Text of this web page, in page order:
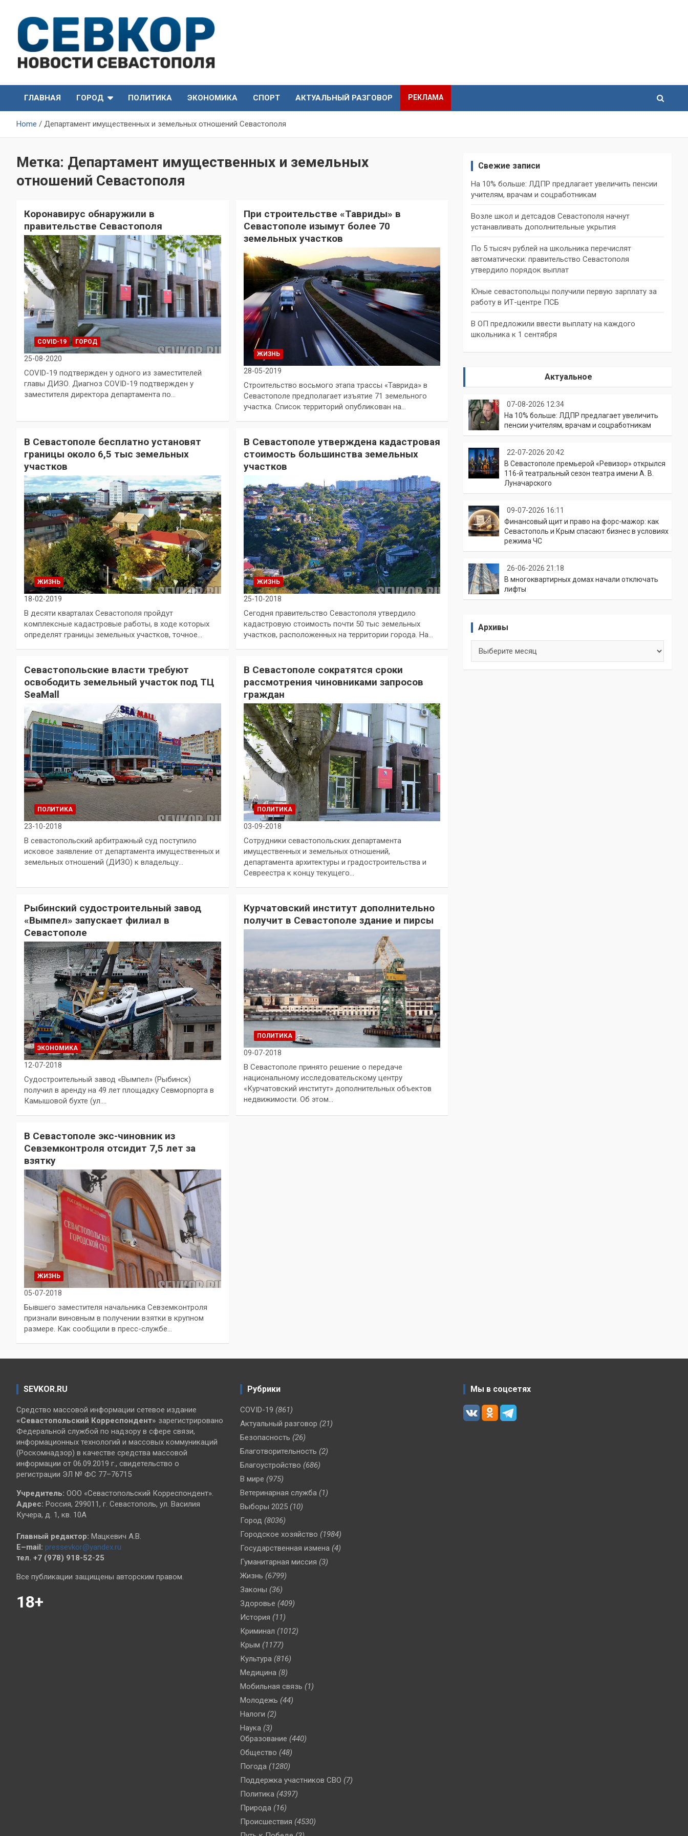
content
СевКор — Новости
Севастополя
Севастополя
ГЛАВНАЯ
ГОРОД ПОЛИТИКА ЭКОНОМИКА СПОРТ АКТУАЛЬНЫЙ РАЗГОВОР РЕКЛАМА
Home Департамент имущественных и земельных отношений Севастополя
Метка: Департамент имущественных и земельных
отношений Севастополя
Коронавирус обнаружили в
правительстве Севастополя
COVID-19 ГОРОД
25-08-2020
COVID-19 подтвержден у одного из заместителей
главы ДИЗО. Диагноз COVID-19 подтвержден у
заместителя директора департамента по…
При строительстве «Тавриды» в
Севастополе изымут более 70
земельных участков
ЖИЗНЬ
28-05-2019
Строительство восьмого этапа трассы «Таврида» в
Севастополе предполагает изъятие 71 земельного
участка. Список территорий опубликован на…
В Севастополе бесплатно установят
границы около 6,5 тыс земельных
участков
ЖИЗНЬ
18-02-2019
В десяти кварталах Севастополя пройдут
комплексные кадастровые работы, в ходе которых
определят границы земельных участков, точное…
В Севастополе утверждена кадастровая
стоимость большинства земельных
участков
ЖИЗНЬ
25-10-2018
Сегодня правительство Севастополя утвердило
кадастровую стоимость почти 50 тыс земельных
участков, расположенных на территории города. На…
Севастопольские власти требуют
освободить земельный участок под ТЦ
SeaMall
ПОЛИТИКА
23-10-2018
В севастопольский арбитражный суд поступило
исковое заявление от департамента имущественных и
земельных отношений (ДИЗО) к владельцу…
В Севастополе сократятся сроки
рассмотрения чиновниками запросов
граждан
ПОЛИТИКА
03-09-2018
Сотрудники севастопольских департамента
имущественных и земельных отношений,
департамента архитектуры и градостроительства и
Севреестра к концу текущего…
Рыбинский судостроительный завод
«Вымпел» запускает филиал в
Севастополе
ЭКОНОМИКА
12-07-2018
Судостроительный завод «Вымпел» (Рыбинск)
получил в аренду на 49 лет площадку Севморпорта в
Камышовой бухте (ул.…
Курчатовский институт дополнительно
получит в Севастополе здание и пирсы
ПОЛИТИКА
09-07-2018
В Севастополе принято решение о передаче
национальному исследовательскому центру
«Курчатовский институт» дополнительных объектов
недвижимости. Об этом…
В Севастополе экс-чиновник из
Севземконтроля отсидит 7,5 лет за
взятку
ЖИЗНЬ
05-07-2018
Бывшего заместителя начальника Севземконтроля
признали виновным в получении взятки в крупном
размере. Как сообщили в пресс-службе…
Свежие записи
На 10% больше: ЛДПР предлагает увеличить пенсии
учителям, врачам и соцработникам
Возле школ и детсадов Севастополя начнут
устанавливать дополнительные укрытия
По 5 тысяч рублей на школьника перечислят
автоматически: правительство Севастополя
утвердило порядок выплат
Юные севастопольцы получили первую зарплату за
работу в ИТ-центре ПСБ
В ОП предложили ввести выплату на каждого
школьника к 1 сентября
Актуальное
07-08-2026 12:34
На 10% больше: ЛДПР предлагает увеличить
пенсии учителям, врачам и соцработникам
22-07-2026 20:42
В Севастополе премьерой «Ревизор» открылся
116-й театральный сезон театра имени А. В.
Луначарского
09-07-2026 16:11
Финансовый щит и право на форс-мажор: как
Севастополь и Крым спасают бизнес в условиях
режима ЧС
26-06-2026 21:18
В многоквартирных домах начали отключать
лифты
Архивы
SEVKOR.RU
Средство массовой информации сетевое издание
«Севастопольский Корреспондент» зарегистрировано
Федеральной службой по надзору в сфере связи,
информационных технологий и массовых коммуникаций
(Роскомнадзор) в качестве средства массовой
информации от 06.09.2019 г., свидетельство о
регистрации ЭЛ № ФС 77–76715
Учредитель: ООО «Севастопольский Корреспондент».
Адрес: Россия, 299011, г. Севастополь, ул. Василия
Кучера, д. 1, кв. 10А
Главный редактор: Мацкевич А.В.
E–mail: pressevkor@yandex.ru
тел. +7 (978) 918-52-25
Все публикации защищены авторским правом.
18+
Рубрики
COVID-19 (861)
Актуальный разговор (21)
Безопасность (26)
Благотворительность (2)
Благоустройство (686)
В мире (975)
Ветеринарная служба (1)
Выборы 2025 (10)
Город (8036)
Городское хозяйство (1984)
Государственная измена (4)
Гуманитарная миссия (3)
Жизнь (6799)
Законы (36)
Здоровье (409)
История (11)
Криминал (1012)
Крым (1177)
Культура (816)
Медицина (8)
Мобильная связь (1)
Молодежь (44)
Налоги (2)
Наука (3)
Образование (440)
Общество (48)
Погода (1280)
Поддержка участников СВО (7)
Политика (4397)
Природа (16)
Происшествия (4530)
Мы в соцсетях